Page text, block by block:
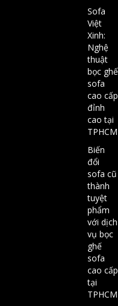
Sofa
Việt
Xinh:
Nghệ
thuật
bọc ghế
sofa
cao cấp
đỉnh
cao tại
TPHCM
Biến
đổi
sofa cũ
thành
tuyệt
phẩm
với dịch
vụ bọc
ghế
sofa
cao cấp
tại
TPHCM